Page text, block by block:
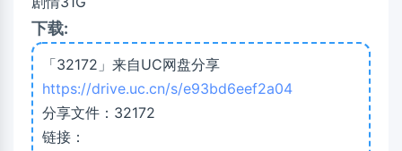
下载:
「32172」来自UC网盘分享
https://drive.uc.cn/s/e93bd6eef2a04
分享文件：32172
链接：